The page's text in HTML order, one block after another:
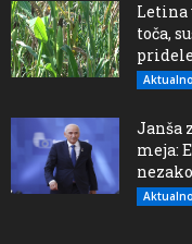
Letina
toča,
Aktualno
Janša
meja:
Aktualno